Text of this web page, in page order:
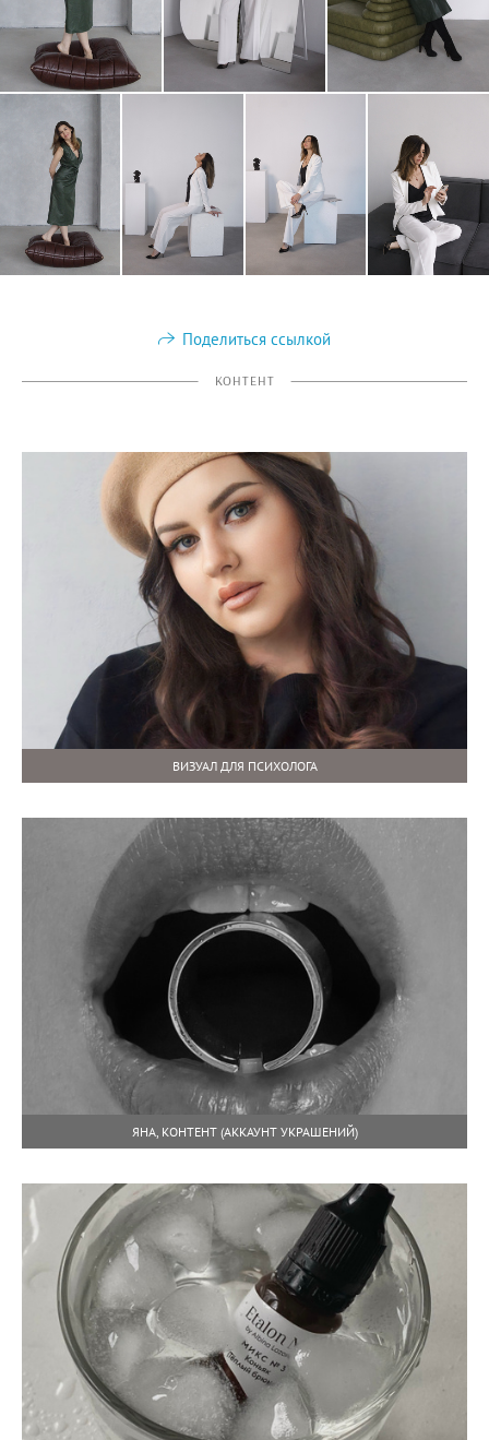
Поделиться ссылкой
КОНТЕНТ
ВИЗУАЛ ДЛЯ ПСИХОЛОГА
ЯНА, КОНТЕНТ (АККАУНТ УКРАШЕНИЙ)